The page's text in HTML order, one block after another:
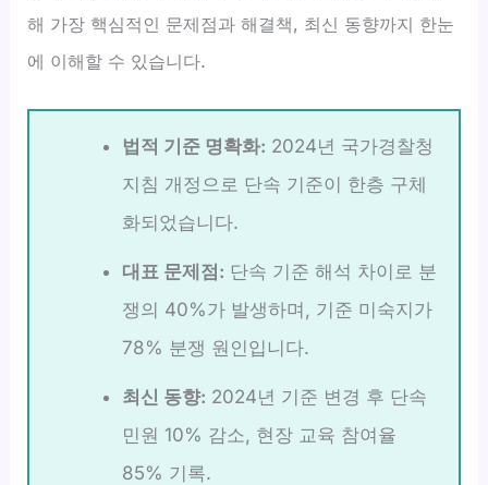
해 가장 핵심적인 문제점과 해결책, 최신 동향까지 한눈
에 이해할 수 있습니다.
법적 기준 명확화: 2024년 국가경찰청
지침 개정으로 단속 기준이 한층 구체
화되었습니다.
대표 문제점: 단속 기준 해석 차이로 분
쟁의 40%가 발생하며, 기준 미숙지가
78% 분쟁 원인입니다.
최신 동향: 2024년 기준 변경 후 단속
민원 10% 감소, 현장 교육 참여율
85% 기록.